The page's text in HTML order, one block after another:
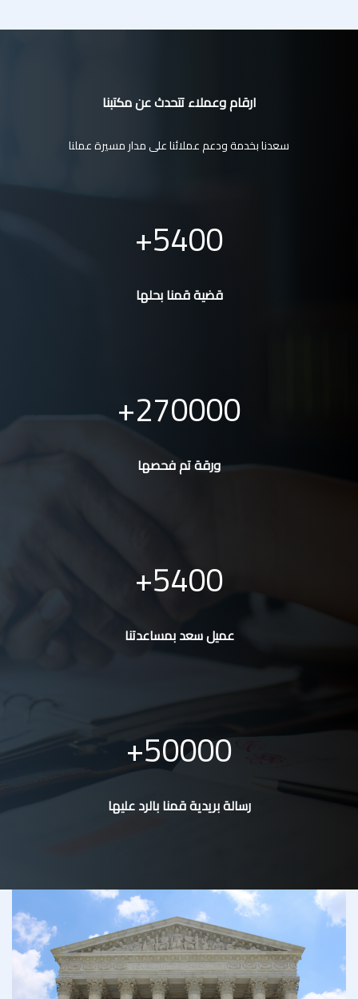
ارقام وعملاء تتحدث عن مكتبنا
سعدنا بخدمة ودعم عملائنا على مدار مسيرة عملنا
5400
قضية قمنا بحلها
270000
ورقة تم فحصها
5400
عميل سعد بمساعدتنا
50000
رسالة بريدية قمنا بالرد عليها